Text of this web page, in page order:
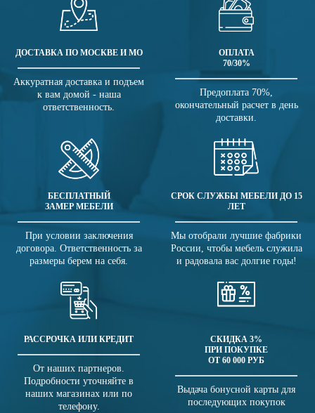
ДОСТАВКА ПО МОСКВЕ И МО
Аккуратная доставка и подъем
к вам домой - наша
ответственность.
ОПЛАТА
70/30%
Предоплата 70%,
окончательный расчет в день
доставки.
БЕСПЛАТНЫЙ
ЗАМЕР МЕБЕЛИ
При условии заключения
договора. Ответственность за
размеры берем на себя.
СРОК СЛУЖБЫ МЕБЕЛИ ДО 15
ЛЕТ
Мы отобрали лучшие фабрики
России, чтобы мебель служила
и радовала вас долгие годы!
РАССРОЧКА ИЛИ КРЕДИТ
От наших партнеров.
Подробности уточняйте в
наших магазинах или по
телефону.
СКИДКА 3%
ПРИ ПОКУПКЕ
ОТ 60 000 РУБ
Выдача бонусной карты для
последующих покупок